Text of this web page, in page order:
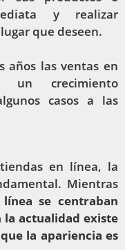
y realizar
que deseen.
años las ventas en
un crecimiento
casos a las
en línea, la
Mientras
se centraban
actualidad existe
la apariencia es